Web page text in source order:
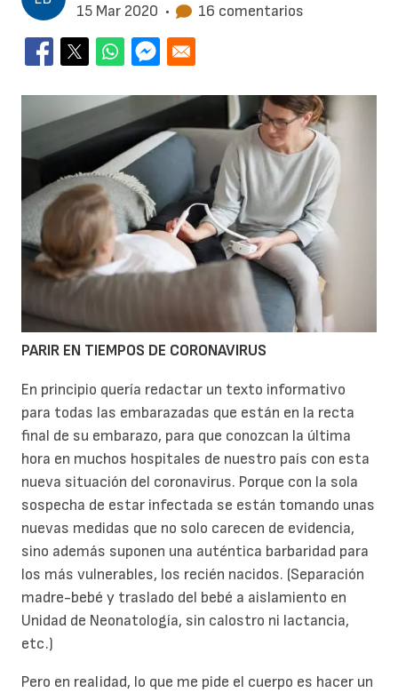
15 Mar 2020 • 16 comentarios
PARIR EN TIEMPOS DE CORONAVIRUS
En principio quería redactar un texto informativo
para todas las embarazadas que están en la recta
final de su embarazo, para que conozcan la última
hora en muchos hospitales de nuestro país con esta
nueva situación del coronavirus. Porque con la sola
sospecha de estar infectada se están tomando unas
nuevas medidas que no solo carecen de evidencia,
sino además suponen una auténtica barbaridad para
los más vulnerables, los recién nacidos. (Separación
madre-bebé y traslado del bebé a aislamiento en
Unidad de Neonatología, sin calostro ni lactancia,
etc.)
Pero en realidad, lo que me pide el cuerpo es hacer un